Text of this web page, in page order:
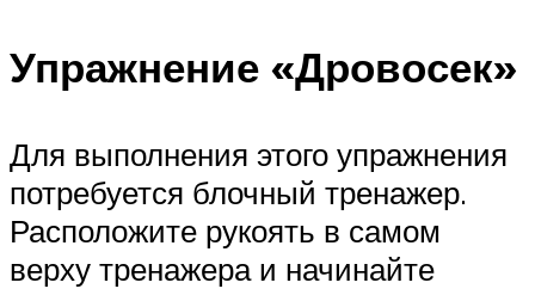
Упражнение «Дровосек»
Для выполнения этого упражнения
потребуется блочный тренажер.
Расположите рукоять в самом
верху тренажера и начинайте